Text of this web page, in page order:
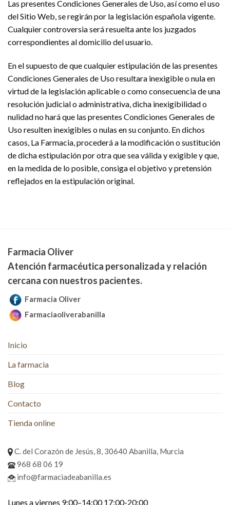
Las presentes Condiciones Generales de Uso, así como el uso
del Sitio Web, se regirán por la legislación española vigente.
Cualquier controversia será resuelta ante los juzgados
correspondientes al domicilio del usuario.
En el supuesto de que cualquier estipulación de las presentes
Condiciones Generales de Uso resultara inexigible o nula en
virtud de la legislación aplicable o como consecuencia de una
resolución judicial o administrativa, dicha inexigibilidad o
nulidad no hará que las presentes Condiciones Generales de
Uso resulten inexigibles o nulas en su conjunto. En dichos
casos, La Farmacia, procederá a la modificación o sustitución
de dicha estipulación por otra que sea válida y exigible y que,
en la medida de lo posible, consiga el objetivo y pretensión
reflejados en la estipulación original.
Farmacia Oliver
Atención farmacéutica personalizada y relación
cercana con nuestros pacientes.
Farmacia Oliver
Farmaciaoliverabanilla
Inicio
La farmacia
Blog
Contacto
Tienda online
C. del Corazón de Jesús, 8, 30640 Abanilla, Murcia
968 68 06 19
info@farmaciadeabanilla.es
Lunes a viernes 9:00–14:00 17:00-20:00